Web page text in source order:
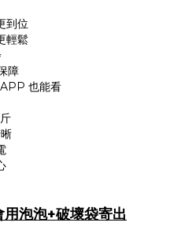
到位
輕鬆
障
也能看
泡泡+破壞袋寄出